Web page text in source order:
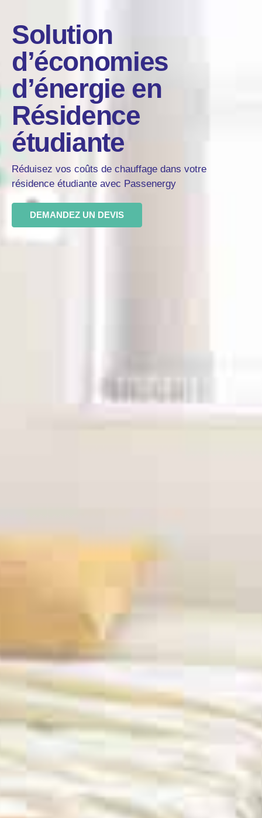
Solution
d’économies
d’énergie en
Résidence
étudiante
Réduisez vos coûts de chauffage dans votre
résidence étudiante avec Passenergy
DEMANDEZ UN DEVIS